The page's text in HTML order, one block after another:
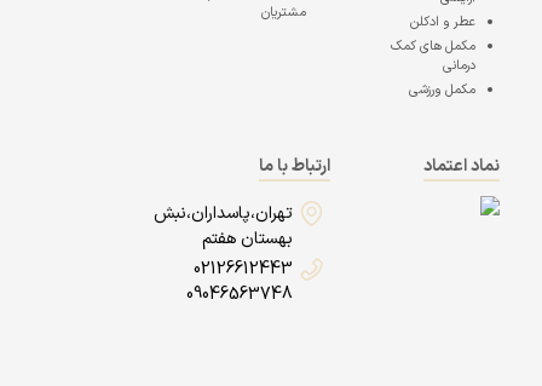
عطر و ادکلن
مکمل های کمک
درمانی
مکمل ورزشی
مشتریان
نماد اعتماد
ارتباط با ما
تهران،پاسداران،نبش
بهستان هفتم
02126612443
09046563748